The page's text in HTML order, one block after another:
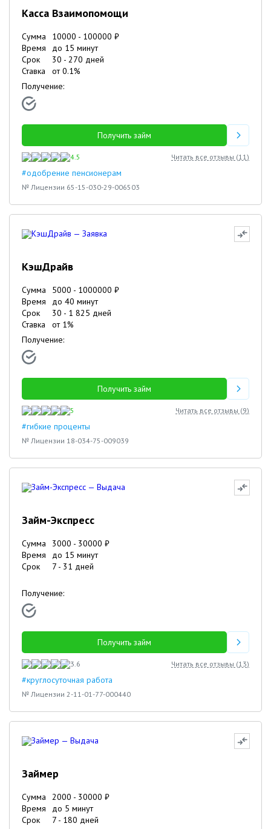
Касса Взаимопомощи
Сумма 10000 - 100000 ₽
Время
до 15 минут
Срок
30 - 270 дней
Ставка
от0.1%
Получение:
Получить займ
4.5 Читать все отзывы (11)
#одобрение пенсионерам
№ Лицензии 65-15-030-29-006503
КэшДрайв
Сумма 5000 - 1000000 ₽
Время
до 40 минут
Срок
30 - 1 825 дней
Ставка
от 1%
Получение:
Получить займ
5 Читать все отзывы (9)
#гибкие проценты
№ Лицензии 18-034-75-009039
Займ-Экспресс
Сумма 3000 - 30000 ₽
Время
до 15 минут
Срок
7 - 31 дней
Получение:
Получить займ
3.6 Читать все отзывы (13)
#круглосуточная работа
№ Лицензии 2-11-01-77-000440
Займер
Сумма 2000 - 30000 ₽
Время
до 5 минут
Срок
7 - 180 дней